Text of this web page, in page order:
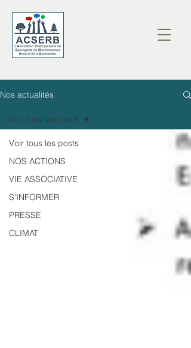
Nos actualités
Voir tous les posts
NOS ACTIONS
VIE ASSOCIATIVE
S'INFORMER
PRESSE
CLIMAT
Voir tous les posts